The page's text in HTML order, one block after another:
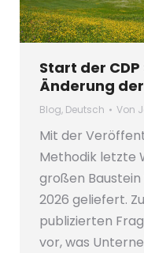
Start der
Änderung
Blog, Deutsch Von
Mit der
Methodik letzte
großen
2026 geliefert.
publizierten
vor, was